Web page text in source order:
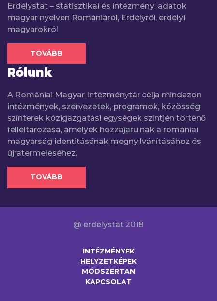
Erdélystat – statisztikai és intézményi adatok
magyar nyelven Romániáról, Erdélyről, erdélyi
magyarokról
TOVÁBB
Rólunk
A Romániai Magyar Intézménytár célja mindazon
intézmények, szervezetek, programok, közösségi
színterek közigazgatási egységek szintjén történő
felleltározása, amelyek hozzájárulnak a romániai
magyarság identitásának megnyilvánításához és
újratermeléséhez.
TOVÁBB
@ erdelystat 2018
INTÉZMÉNYEK
HELYZETKÉPEK
MÓDSZERTAN
KAPCSOLAT